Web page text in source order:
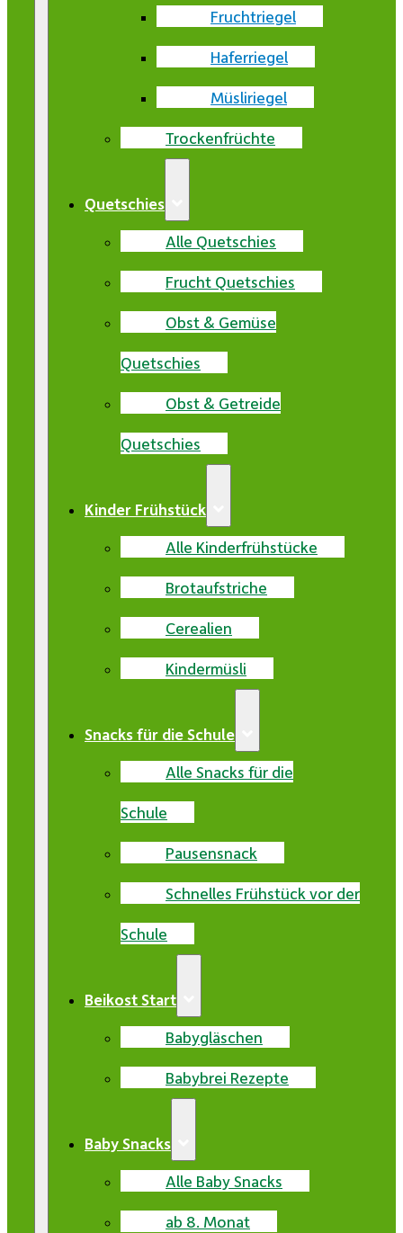
Fruchtriegel
Haferriegel
Müsliriegel
Trockenfrüchte
Quetschies
Alle Quetschies
Frucht Quetschies
Obst & Gemüse
Quetschies
Obst & Getreide
Quetschies
Kinder Frühstück
Alle Kinderfrühstücke
Brotaufstriche
Cerealien
Kindermüsli
Snacks für die Schule
Alle Snacks für die
Schule
Pausensnack
Schnelles Frühstück vor der
Schule
Beikost Start
Babygläschen
Babybrei Rezepte
Baby Snacks
Alle Baby Snacks
ab 8. Monat